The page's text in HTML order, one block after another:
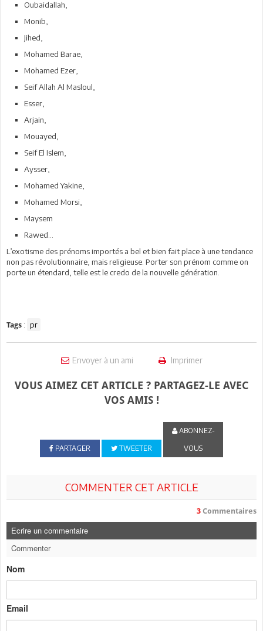
Oubaidallah,
Monib,
Jihed,
Mohamed Barae,
Mohamed Ezer,
Seif Allah Al Masloul,
Esser,
Arjain,
Mouayed,
Seif El Islem,
Aysser,
Mohamed Yakine,
Mohamed Morsi,
Maysem
Rawed...
L’exotisme des prénoms importés a bel et bien fait place à une tendance
non pas révolutionnaire, mais religieuse. Porter son prénom comme on
porte un étendard, telle est le credo de la nouvelle génération.
Tags : pr
Envoyer à un ami Imprimer
VOUS AIMEZ CET ARTICLE ? PARTAGEZ-LE AVEC
VOS AMIS !
PARTAGER TWEETER
ABONNEZ-
VOUS
COMMENTER CET ARTICLE
3 Commentaires
Ecrire un commentaire
Commenter
Nom
Email